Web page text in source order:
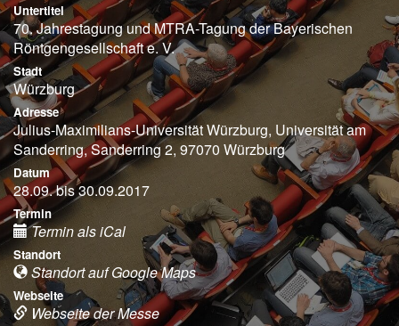
Untertitel
70. Jahrestagung und MTRA-Tagung der Bayerischen
Röntgengesellschaft e. V.
Stadt
Würzburg
Adresse
Julius-Maximilians-Universität Würzburg, Universität am
Sanderring, Sanderring 2, 97070 Würzburg
Datum
28.09. bis 30.09.2017
Termin
Termin als iCal
Standort
Standort auf Google Maps
Webseite
Webseite der Messe